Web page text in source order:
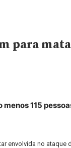
para
menos 115
envolvida no